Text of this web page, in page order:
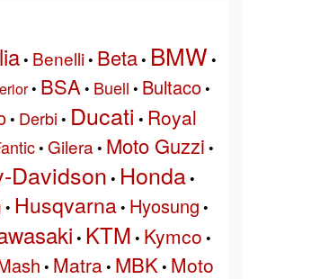
• Benelli• Beta• BMW •
• BSA • Buell • Bultaco•
• Derbi • Ducati • Royal
• Gilera • Moto Guzzi •
Davidson • Honda•
• Husqvarna• Hyosung •
• KTM • Kymco •
• Matra• MBK • Moto